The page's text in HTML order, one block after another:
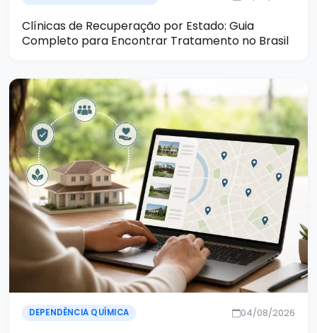
Clínicas de Recuperação por Estado: Guia
Completo para Encontrar Tratamento no Brasil
DEPENDÊNCIA QUÍMICA 04/08/2026